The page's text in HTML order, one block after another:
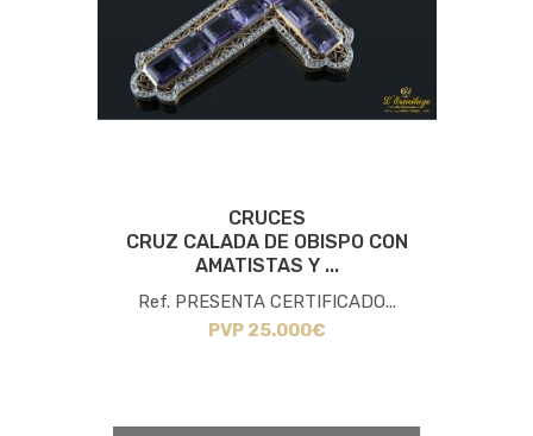
CRUCES
CRUZ CALADA DE OBISPO CON
AMATISTAS Y ...
Ref. PRESENTA CERTIFICADO...
PVP 25.000€